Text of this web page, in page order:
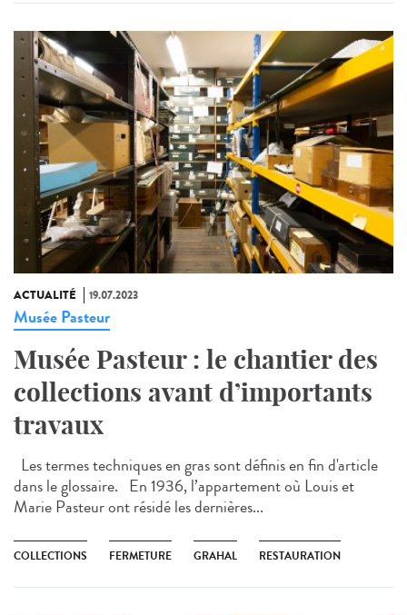
ACTUALITÉ 19.07.2023
Musée Pasteur
Musée Pasteur : le chantier des
collections avant d’importants
travaux
Les termes techniques en gras sont définis en fin d'article
dans le glossaire. En 1936, l’appartement où Louis et
Marie Pasteur ont résidé les dernières...
COLLECTIONS FERMETURE GRAHAL RESTAURATION